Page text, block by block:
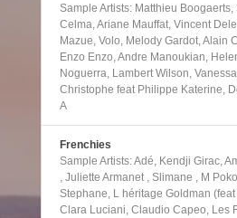
Sample Artists: Matthieu Boogaerts,
Celma, Ariane Mauffat, Vincent
Mazue, Volo, Melody Gardot, Alain
Enzo Enzo, Andre Manoukian,
Noguerra, Lambert Wilson,
Christophe feat Philippe Katerine,
A
Frenchies
Sample Artists: Adé, Kendji Girac,
, Juliette Armanet , Slimane , M
Stephane, L héritage Goldman
Clara Luciani, Claudio Capeo, Les